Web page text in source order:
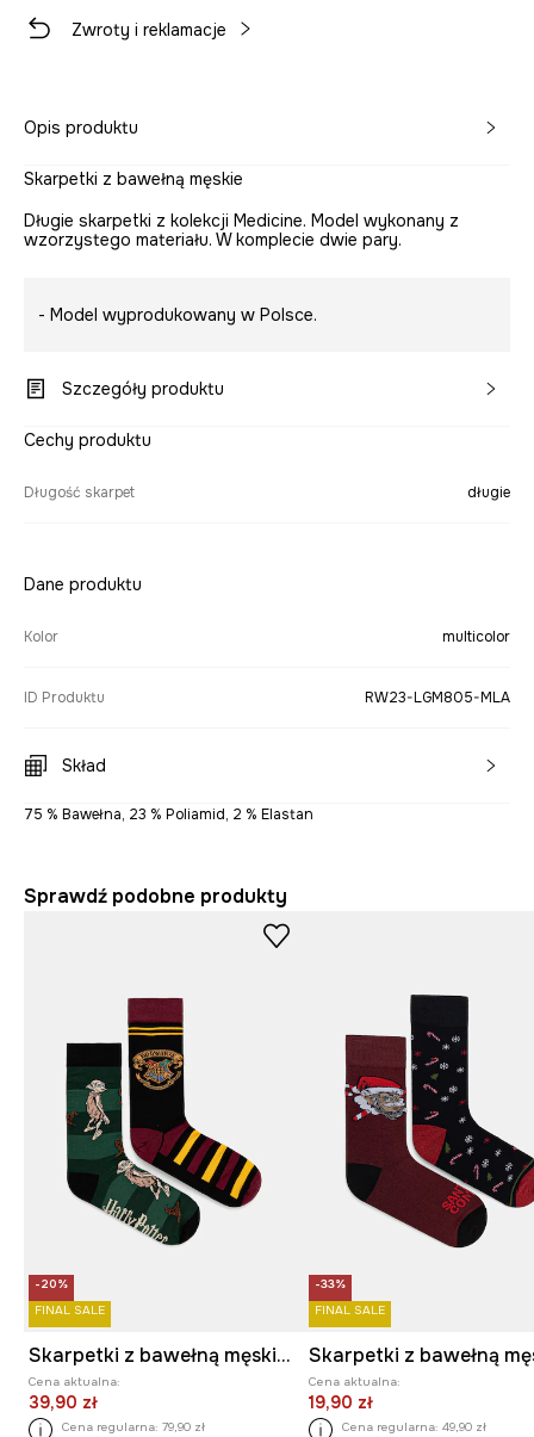
Zwroty i reklamacje
Opis produktu
Skarpetki z bawełną męskie
Długie skarpetki z kolekcji Medicine. Model wykonany z
wzorzystego materiału. W komplecie dwie pary.
- Model wyprodukowany w Polsce.
Szczegóły produktu
Cechy produktu
Długość skarpet długie
Dane produktu
Kolor multicolor
ID Produktu RW23-LGM805-MLA
Skład
75 % Bawełna, 23 % Poliamid, 2 % Elastan
Sprawdź podobne produkty
-20%
FINAL SALE
Skarpetki z bawełną męskie z kolekcji Harry Potter (2-pack)
Cena aktualna:
39,90 zł
Cena regularna: 79,90 zł
-33%
FINAL SALE
Cena aktualna:
19,90 zł
Cena regularna: 49,90 zł